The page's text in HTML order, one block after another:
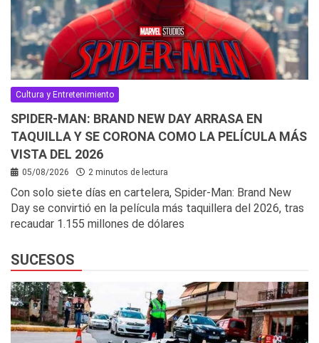
Cultura y Entretenimiento
SPIDER-MAN: BRAND NEW DAY ARRASA EN
TAQUILLA Y SE CORONA COMO LA PELÍCULA MÁS
VISTA DEL 2026
05/08/2026 2 minutos de lectura
Con solo siete días en cartelera, Spider-Man: Brand New
Day se convirtió en la película más taquillera del 2026, tras
recaudar 1.155 millones de dólares
SUCESOS